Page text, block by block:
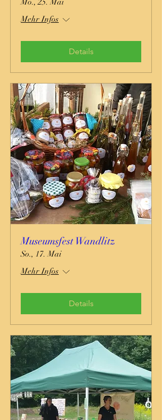
Mo., 25. Mai
Mehr Infos
Details
Museumsfest Wandlitz
So., 17. Mai
Mehr Infos
Details